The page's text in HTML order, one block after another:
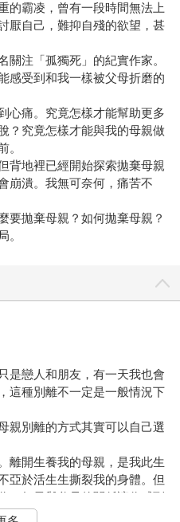
的霸凌，曾有一段時間無法上
厭自己，難抑自殘的欲望，甚
關注「孤獨死」的紀實作家。
感受到和我一樣被父母折磨的
心痛。究竟怎樣才能幫助更多
？究竟怎樣才能與我的母親做
。
背地裡已經開始探索拋棄母親
崩潰。我無可奈何，痛苦不
要拋棄母親？如何拋棄母親？
。
是戀人和朋友，有一天我也會
這種別離不一定是一般情況下
親別離的方式其實可以自己選
離開生養我的母親，是我此生
亞於活生生撕裂我的身體。但
，如果與父母的關係讓你感到
段關係。